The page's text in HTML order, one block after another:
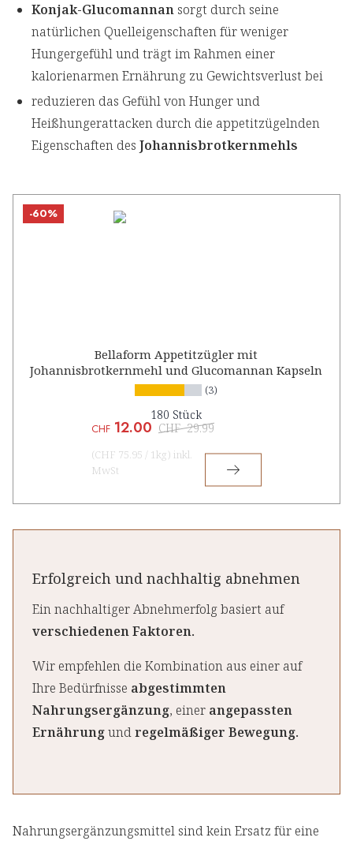
Konjak-Glucomannan sorgt durch seine
natürlichen Quelleigenschaften für weniger
Hungergefühl und trägt im Rahmen einer
kalorienarmen Ernährung zu Gewichtsverlust bei
reduzieren das Gefühl von Hunger und
Heißhungerattacken durch die appetitzügelnden
Eigenschaften des Johannisbrotkernmehls
-60%
Bellaform Appetitzügler mit
Johannisbrotkernmehl und Glucomannan Kapseln
(3)
180 Stück
CHF12.00 CHF 29.99
(CHF 75.95 / 1kg) inkl.
MwSt
Erfolgreich und nachhaltig abnehmen
Ein nachhaltiger Abnehmerfolg basiert auf
verschiedenen Faktoren.
Wir empfehlen die Kombination aus einer auf
Ihre Bedürfnisse abgestimmten
Nahrungsergänzung, einer angepassten
Ernährungundregelmäßiger Bewegung.
Nahrungsergänzungsmittel sind kein Ersatz für eine